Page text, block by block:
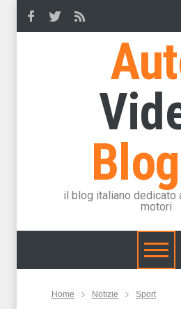
il blog italiano dedicato
motori
Home Notizie Sport